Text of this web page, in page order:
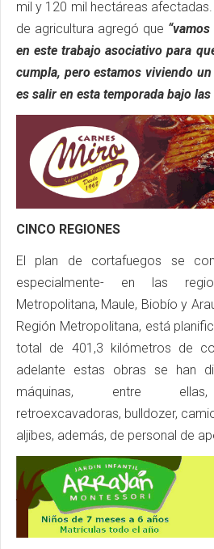
mil y 120 mil hectáreas
de agricultura agregó que
en este trabajo asociativo para
cumpla, pero estamos viviendo
es salir en esta temporada bajo
CINCO REGIONES
El plan de cortafuegos se
especialmente- en las
Metropolitana, Maule, Biobío y
Región Metropolitana, está
total de 401,3 kilómetros de
adelante estas obras se han
máquinas, entre ellas,
retroexcavadoras, bulldozer,
aljibes, además, de personal de